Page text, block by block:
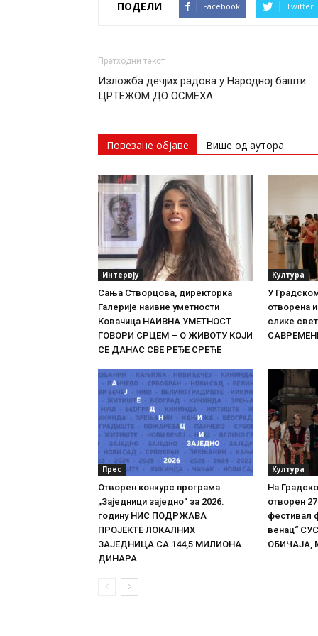
ПОДЕЛИ Facebook Twitter
Претходни текст
Изложба дечјих радова у Народној башти
ЦРТЕЖОМ ДО ОСМЕХА
Повезане објаве Више од аутора
Интервју
Сања Створцова, директорка
Галерије наивне уметности
Ковачица НАИВНА УМЕТНОСТ
ГОВОРИ СРЦЕМ – О ЖИВОТУ КОЈИ
СЕ ДАНАС СВЕ РЕЂЕ СРЕЋЕ
Култура
У
отворена
слике
Прес
Отворен конкурс програма
„Заједници заједно“ за 2026.
годину НИС ПОДРЖАВА
ПРОЈЕКТЕ ЛОКАЛНИХ
ЗАЈЕДНИЦА СА 144,5 МИЛИОНА
ДИНАРА
Култура
На
отворен
фестивал
венац“
ОБИЧАЈА,